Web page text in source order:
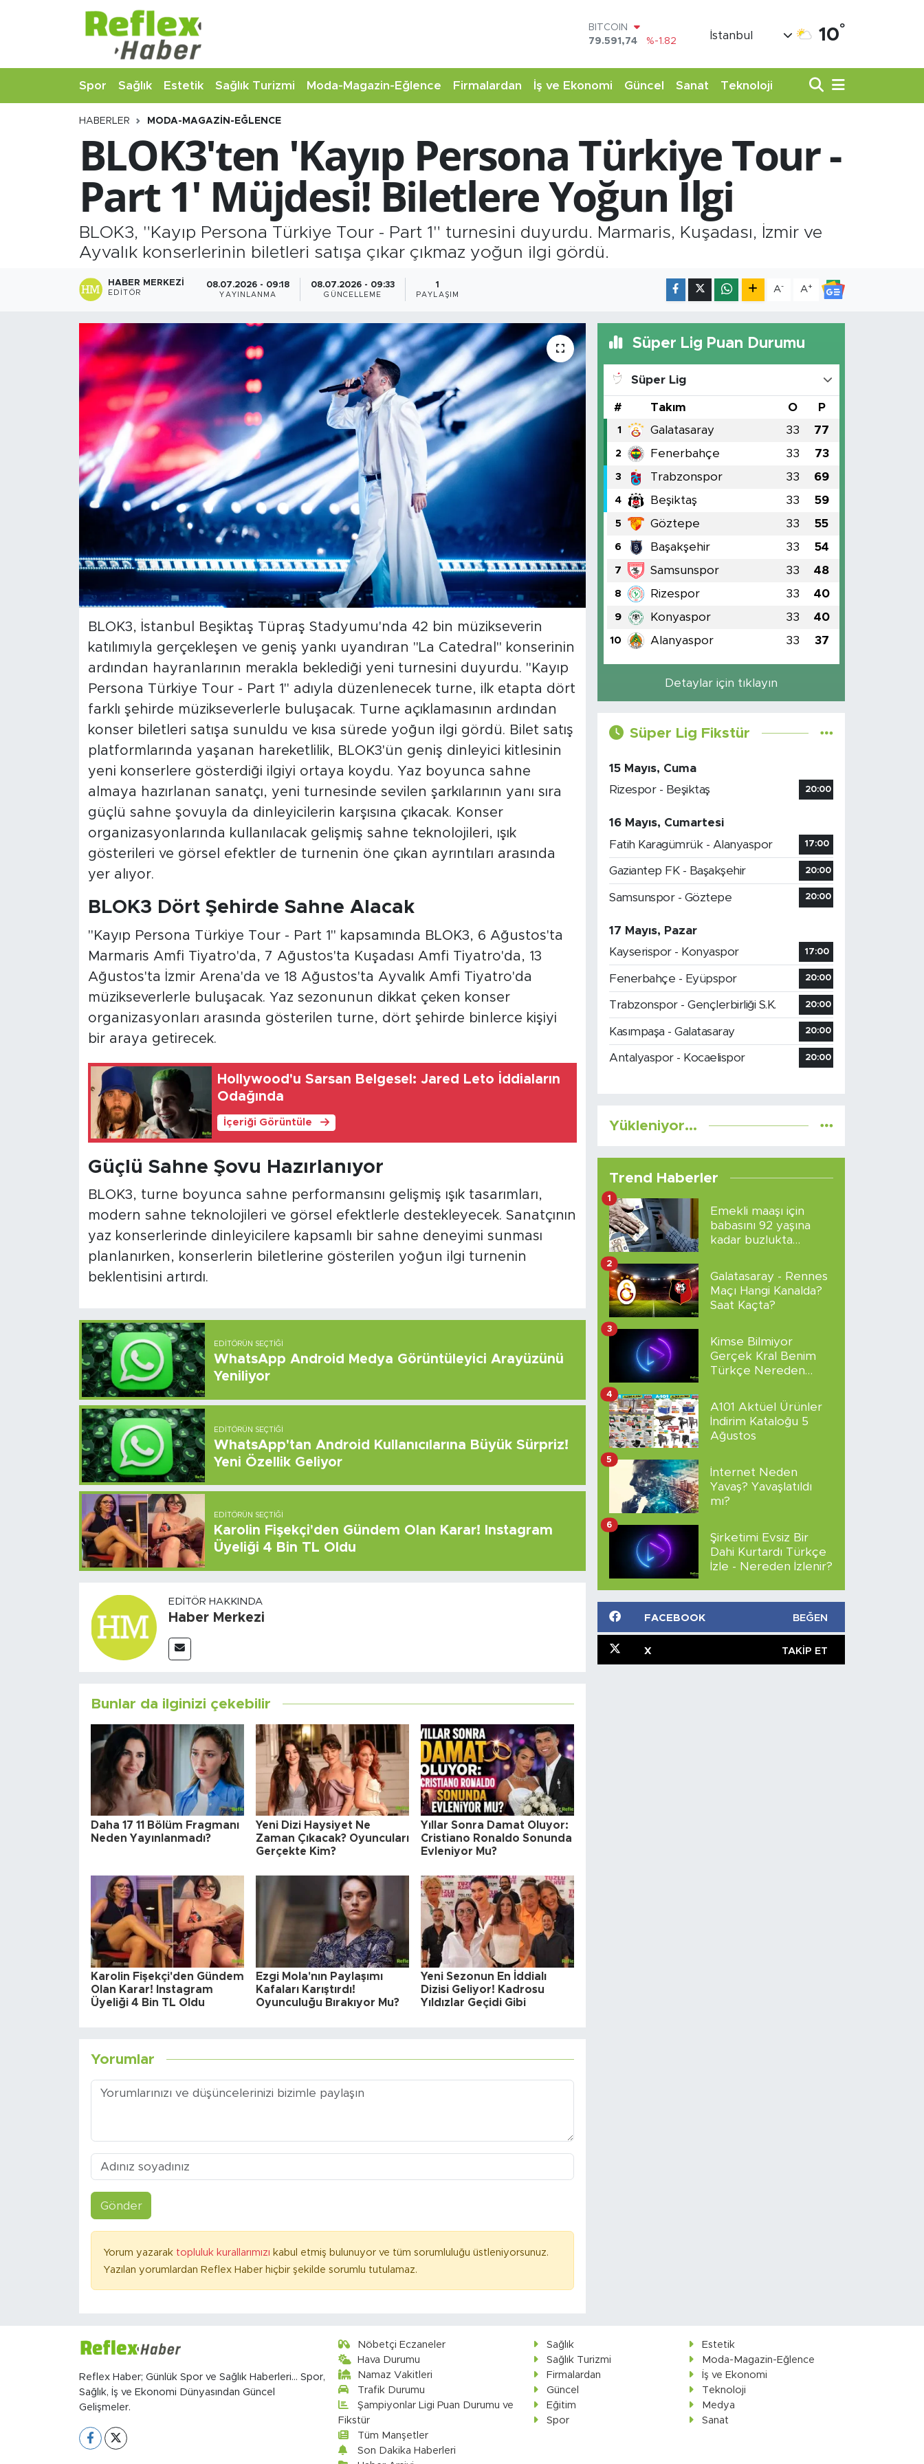
DOLAR
45,43620
%0.02
53,38690
%0.19
STERLİN
BİST100
14.598,00
%0
İstanbul 10°
Spor Sağlık Estetik Sağlık Turizmi Moda-Magazin-Eğlence Firmalardan İş ve Ekonomi Güncel Sanat Teknoloji
HABERLER MODA-MAGAZIN-EĞLENCE
BLOK3'ten 'Kayıp Persona Türkiye Tour -
Part 1' Müjdesi! Biletlere Yoğun İlgi
BLOK3, "Kayıp Persona Türkiye Tour - Part 1" turnesini duyurdu. Marmaris, Kuşadası, İzmir ve
Ayvalık konserlerinin biletleri satışa çıkar çıkmaz yoğun ilgi gördü.
HABER MERKEZI
EDITÖR
08.07.2026 - 09:18
YAYINLANMA
08.07.2026 - 09:33
GÜNCELLEME
1
PAYLAŞIM
A- A+
BLOK3, İstanbul Beşiktaş Tüpraş Stadyumu'nda 42 bin müzikseverin
katılımıyla gerçekleşen ve geniş yankı uyandıran "La Catedral" konserinin
ardından hayranlarının merakla beklediği yeni turnesini duyurdu. "Kayıp
Persona Türkiye Tour - Part 1" adıyla düzenlenecek turne, ilk etapta dört
farklı şehirde müzikseverlerle buluşacak. Turne açıklamasının ardından
konser biletleri satışa sunuldu ve kısa sürede yoğun ilgi gördü. Bilet satış
platformlarında yaşanan hareketlilik, BLOK3'ün geniş dinleyici kitlesinin
yeni konserlere gösterdiği ilgiyi ortaya koydu. Yaz boyunca sahne
almaya hazırlanan sanatçı, yeni turnesinde sevilen şarkılarının yanı sıra
güçlü sahne şovuyla da dinleyicilerin karşısına çıkacak. Konser
organizasyonlarında kullanılacak gelişmiş sahne teknolojileri, ışık
gösterileri ve görsel efektler de turnenin öne çıkan ayrıntıları arasında
yer alıyor.
BLOK3 Dört Şehirde Sahne Alacak
"Kayıp Persona Türkiye Tour - Part 1" kapsamında BLOK3, 6 Ağustos'ta
Marmaris Amfi Tiyatro'da, 7 Ağustos'ta Kuşadası Amfi Tiyatro'da, 13
Ağustos'ta İzmir Arena'da ve 18 Ağustos'ta Ayvalık Amfi Tiyatro'da
müzikseverlerle buluşacak. Yaz sezonunun dikkat çeken konser
organizasyonları arasında gösterilen turne, dört şehirde binlerce kişiyi
bir araya getirecek.
Hollywood'u Sarsan Belgesel: Jared Leto İddiaların
Odağında
İçeriği Görüntüle
Güçlü Sahne Şovu Hazırlanıyor
BLOK3, turne boyunca sahne performansını gelişmiş ışık tasarımları,
modern sahne teknolojileri ve görsel efektlerle destekleyecek. Sanatçının
yaz konserlerinde dinleyicilere kapsamlı bir sahne deneyimi sunması
planlanırken, konserlerin biletlerine gösterilen yoğun ilgi turnenin
beklentisini artırdı.
EDITÖRÜN SEÇTIĞI
WhatsApp Android Medya Görüntüleyici Arayüzünü
Yeniliyor
EDITÖRÜN SEÇTIĞI
WhatsApp'tan Android Kullanıcılarına Büyük Sürpriz!
Yeni Özellik Geliyor
EDITÖRÜN SEÇTIĞI
Karolin Fişekçi'den Gündem Olan Karar! Instagram
Üyeliği 4 Bin TL Oldu
EDITÖR HAKKINDA
Haber Merkezi
Bunlar da ilginizi çekebilir
Daha 17 11 Bölüm Fragmanı
Neden Yayınlanmadı?
Yeni Dizi Haysiyet Ne
Zaman Çıkacak? Oyuncuları
Gerçekte Kim?
Yıllar Sonra Damat Oluyor:
Cristiano Ronaldo Sonunda
Evleniyor Mu?
Karolin Fişekçi'den Gündem
Olan Karar! Instagram
Üyeliği 4 Bin TL Oldu
Ezgi Mola'nın Paylaşımı
Kafaları Karıştırdı!
Oyunculuğu Bırakıyor Mu?
Yeni Sezonun En İddialı
Dizisi Geliyor! Kadrosu
Yıldızlar Geçidi Gibi
Yorumlar
Gönder
Yorum yazarak topluluk kurallarımızı kabul etmiş bulunuyor ve tüm sorumluluğu üstleniyorsunuz.
Yazılan yorumlardan Reflex Haber hiçbir şekilde sorumlu tutulamaz.
Süper Lig Puan Durumu
Süper Lig
# Takım O P
1 Galatasaray 33 77
2 Fenerbahçe 33 73
3 Trabzonspor 33 69
4 Beşiktaş 33 59
5 Göztepe 33 55
6 Başakşehir 33 54
7 Samsunspor 33 48
8 Rizespor 33 40
9 Konyaspor 33 40
10 Alanyaspor 33 37
Detaylar için tıklayın
Süper Lig Fikstür
15 Mayıs, Cuma
Rizespor - Beşiktaş
20:00
16 Mayıs, Cumartesi
Fatih Karagümrük - Alanyaspor
17:00
Gaziantep FK - Başakşehir 20:00
Samsunspor - Göztepe 20:00
17 Mayıs, Pazar
Kayserispor - Konyaspor
17:00
Fenerbahçe - Eyüpspor 20:00
Trabzonspor - Gençlerbirliği S.K. 20:00
Kasımpaşa - Galatasaray 20:00
Antalyaspor - Kocaelispor 20:00
Yükleniyor...
Trend Haberler
Emekli maaşı için
babasını 92 yaşına
kadar buzlukta
1
Galatasaray - Rennes
Maçı Hangi Kanalda?
Saat Kaçta?
2
Kimse Bilmiyor
Gerçek Kral Benim
Türkçe Nereden
3
A101 Aktüel Ürünler
İndirim Kataloğu 5
Ağustos
4
İnternet Neden
Yavaş? Yavaşlatıldı
mı?
5
Şirketimi Evsiz Bir
Dahi Kurtardı Türkçe
İzle - Nereden İzlenir?
6
FACEBOOK BEĞEN
X TAKIP ET
Reflex Haber; Günlük Spor ve Sağlık Haberleri... Spor,
Sağlık, İş ve Ekonomi Dünyasından Güncel
Gelişmeler.
Nöbetçi Eczaneler
Hava Durumu
Namaz Vakitleri
Trafik Durumu
Şampiyonlar Ligi Puan Durumu ve
Fikstür
Tüm Manşetler
Son Dakika Haberleri
Sağlık
Estetik
Sağlık Turizmi
Moda-Magazin-Eğlence
Firmalardan
İş ve Ekonomi
Güncel
Teknoloji
Eğitim
Medya
Spor
Sanat
Estetik
Firmalardan
İş ve Ekonomi
Moda-Magazin-Eğlence
Sağlık Turizmi
Teknoloji
Nöbetçi Eczaneler
Hava Durumu
Namaz Vakitleri
Trafik Durumu
Şampiyonlar Ligi Puan Durumu ve Fikstür
Tüm Manşetler
Son Dakika Haberleri
Haber Arşivi